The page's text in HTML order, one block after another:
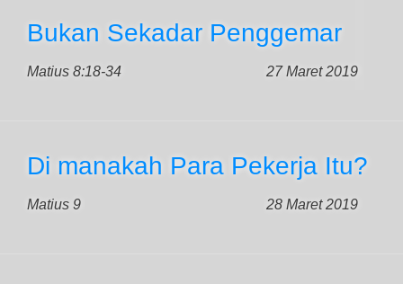
Bukan Sekadar Penggemar
Matius 8:18-34 27 Maret 2019
Di manakah Para Pekerja Itu?
Matius 9 28 Maret 2019